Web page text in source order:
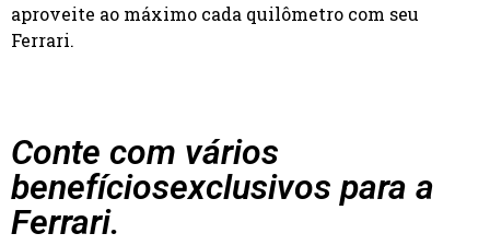
aproveite ao máximo cada quilômetro com seu
Ferrari.
Conte com vários
benefíciosexclusivos para a
Ferrari.